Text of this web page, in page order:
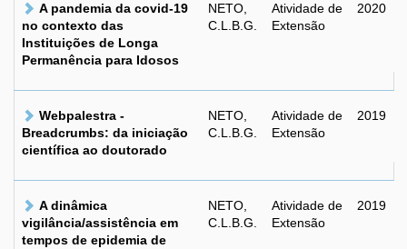
A pandemia da covid-19
no contexto das
Instituições de Longa
Permanência para Idosos
NETO,
C.L.B.G.
Atividade de
Extensão
2020
Webpalestra -
Breadcrumbs: da iniciação
científica ao doutorado
NETO,
C.L.B.G.
Atividade de
Extensão
2019
A dinâmica
vigilância/assistência em
tempos de epidemia de
NETO,
C.L.B.G.
Atividade de
Extensão
2019